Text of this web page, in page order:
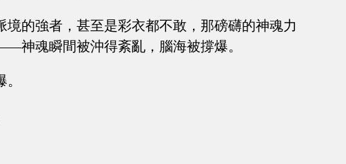
境的強者，甚至是彩衣都不敢，那磅礴的神魂力
神魂瞬間被沖得紊亂，腦海被撐爆。